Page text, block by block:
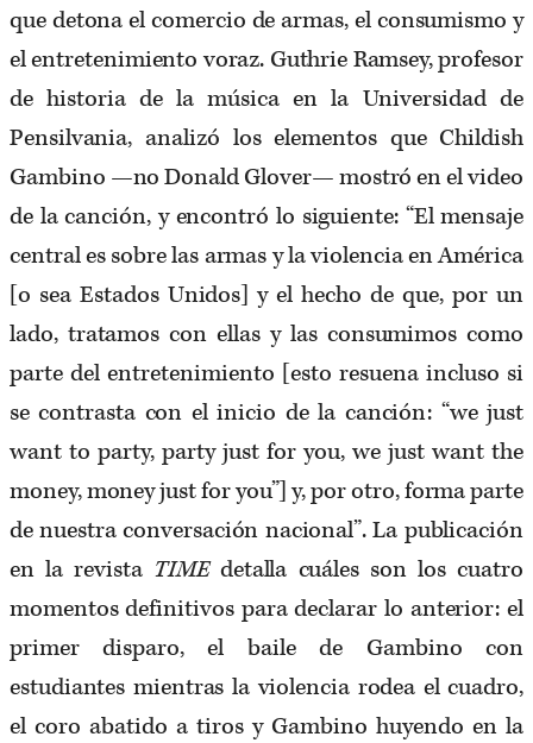
que detona el comercio de armas, el consumismo y
el entretenimiento voraz. Guthrie Ramsey, profesor
de historia de la música en la Universidad de
Pensilvania, analizó los elementos que Childish
Gambino —no Donald Glover— mostró en el video
de la canción, y encontró lo siguiente: “El mensaje
central es sobre las armas y la violencia en América
[o sea Estados Unidos] y el hecho de que, por un
lado, tratamos con ellas y las consumimos como
parte del entretenimiento [esto resuena incluso si
se contrasta con el inicio de la canción: “we just
want to party, party just for you, we just want the
money, money just for you”] y, por otro, forma parte
de nuestra conversación nacional”. La publicación
en la revista TIMEdetalla cuáles son los cuatro
momentos definitivos para declarar lo anterior: el
primer disparo, el baile de Gambino con
estudiantes mientras la violencia rodea el cuadro,
el coro abatido a tiros y Gambino huyendo en la